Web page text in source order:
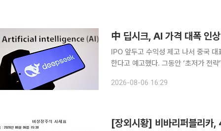
中 딥시크, AI 가격 대폭 인
IPO 앞두고 수익성 제고 나서 중국 대표 AI 기업 딥시크가 6일 AI 서비스 전반의 가격을 대폭 인상
한다고 예고했다. 그동안 ‘초저가 전
적인 인상 폭은 공개하지 않았지만 상
2026-08-06 16:29
[장외시황] 비바리퍼블리